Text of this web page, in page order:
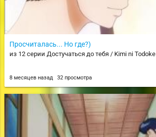
Просчиталась... Но где?)
из 12 серии Достучаться до тебя / Kimi ni Todoke
8 месяцев назад 32 просмотра